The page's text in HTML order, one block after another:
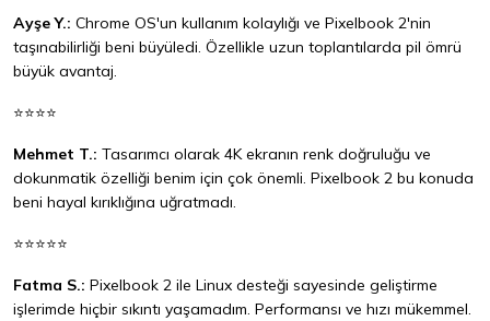
Ayşe Y.: Chrome OS'un kullanım kolaylığı ve Pixelbook 2'nin
taşınabilirliği beni büyüledi. Özellikle uzun toplantılarda pil ömrü
büyük avantaj.
⭐⭐⭐⭐
Mehmet T.: Tasarımcı olarak 4K ekranın renk doğruluğu ve
dokunmatik özelliği benim için çok önemli. Pixelbook 2 bu konuda
beni hayal kırıklığına uğratmadı.
⭐⭐⭐⭐⭐
Fatma S.: Pixelbook 2 ile Linux desteği sayesinde geliştirme
işlerimde hiçbir sıkıntı yaşamadım. Performansı ve hızı mükemmel.